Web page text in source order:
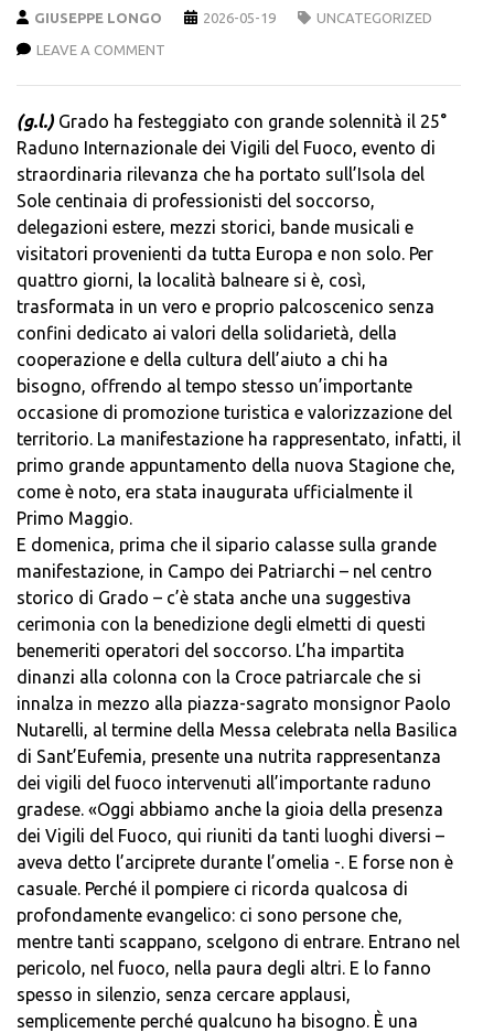
GIUSEPPE LONGO 2026-05-19 UNCATEGORIZED
LEAVE A COMMENT
(g.l.) Grado ha festeggiato con grande solennità il 25°
Raduno Internazionale dei Vigili del Fuoco, evento di
straordinaria rilevanza che ha portato sull’Isola del
Sole centinaia di professionisti del soccorso,
delegazioni estere, mezzi storici, bande musicali e
visitatori provenienti da tutta Europa e non solo. Per
quattro giorni, la località balneare si è, così,
trasformata in un vero e proprio palcoscenico senza
confini dedicato ai valori della solidarietà, della
cooperazione e della cultura dell’aiuto a chi ha
bisogno, offrendo al tempo stesso un’importante
occasione di promozione turistica e valorizzazione del
territorio. La manifestazione ha rappresentato, infatti, il
primo grande appuntamento della nuova Stagione che,
come è noto, era stata inaugurata ufficialmente il
Primo Maggio.
E domenica, prima che il sipario calasse sulla grande
manifestazione, in Campo dei Patriarchi – nel centro
storico di Grado – c’è stata anche una suggestiva
cerimonia con la benedizione degli elmetti di questi
benemeriti operatori del soccorso. L’ha impartita
dinanzi alla colonna con la Croce patriarcale che si
innalza in mezzo alla piazza-sagrato monsignor Paolo
Nutarelli, al termine della Messa celebrata nella Basilica
di Sant’Eufemia, presente una nutrita rappresentanza
dei vigili del fuoco intervenuti all’importante raduno
gradese. «Oggi abbiamo anche la gioia della presenza
dei Vigili del Fuoco, qui riuniti da tanti luoghi diversi –
aveva detto l’arciprete durante l’omelia -. E forse non è
casuale. Perché il pompiere ci ricorda qualcosa di
profondamente evangelico: ci sono persone che,
mentre tanti scappano, scelgono di entrare. Entrano nel
pericolo, nel fuoco, nella paura degli altri. E lo fanno
spesso in silenzio, senza cercare applausi,
semplicemente perché qualcuno ha bisogno. È una